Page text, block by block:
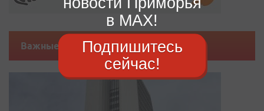
Важные новости
в MAX!
Подпишитесь
сейчас!